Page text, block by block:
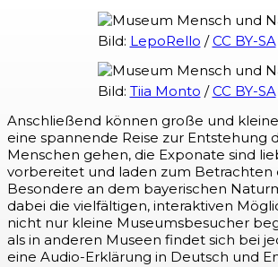
Bild: LepoRello /CC BY-SA
Bild: Tiia Monto /CC BY-SA
Anschließend können große und
eine spannende Reise zur Entstehung
Menschen gehen, die Exponate sind
vorbereitet und laden zum Betrachten
Besondere an dem bayerischen
dabei die vielfältigen, interaktiven
nicht nur kleine Museumsbesucher
als in anderen Museen findet sich bei
eine Audio-Erklärung in Deutsch und